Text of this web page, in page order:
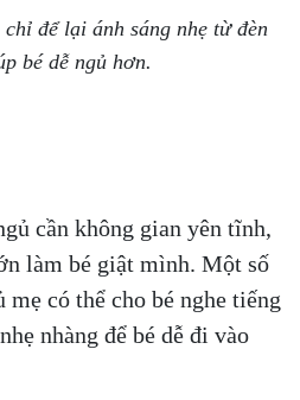
để lại ánh sáng nhẹ từ đèn
bé dễ ngủ hơn.
cần không gian yên tĩnh,
làm bé giật mình. Một số
có thể cho bé nghe tiếng
nhàng để bé dễ đi vào